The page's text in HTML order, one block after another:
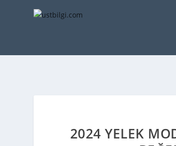
2024 YELEK